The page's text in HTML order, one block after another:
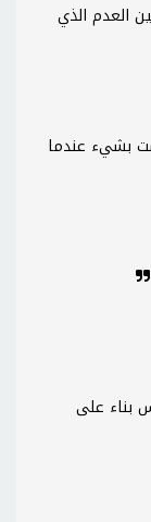
العدم الذي
بشيء عندما
بناء على